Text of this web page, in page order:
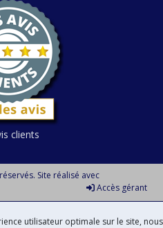
clients
Site réalisé avec
Accès gérant
utilisateur optimale sur le site, nous